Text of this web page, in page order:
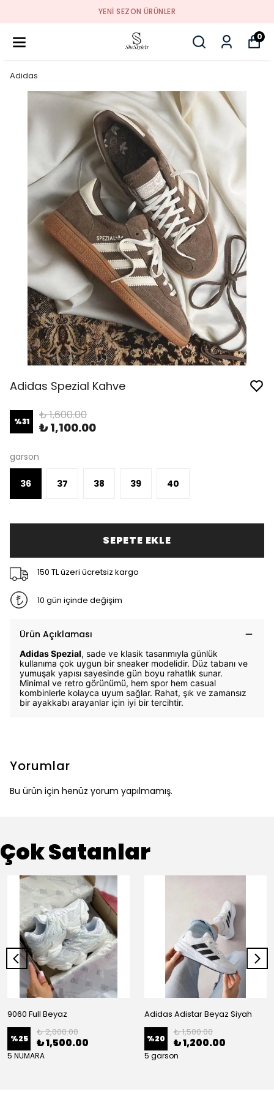
YENI SEZON ÜRÜNLER
0
Adidas
Adidas Spezial Kahve
%31 ₺ 1,600.00
₺ 1,100.00
garson
36 37 38 39 40
SEPETE EKLE
150 TL üzeri ücretsiz kargo
10 gün içinde değişim
Ürün Açıklaması
Adidas Spezial, sade ve klasik tasarımıyla günlük
kullanıma çok uygun bir sneaker modelidir. Düz tabanı ve
yumuşak yapısı sayesinde gün boyu rahatlık sunar.
Minimal ve retro görünümü, hem spor hem casual
kombinlerle kolayca uyum sağlar. Rahat, şık ve zamansız
bir ayakkabı arayanlar için iyi bir tercihtir.
Yorumlar
Bu ürün için henüz yorum yapılmamış.
Çok Satanlar
9060 Full Beyaz
%25
₺ 2,000.00
₺ 1,500.00
5 NUMARA
Adidas Adistar Beyaz Siyah
%20
₺ 1,500.00
₺ 1,200.00
5 garson